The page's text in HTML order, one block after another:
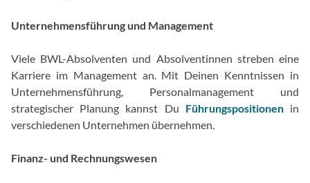
Unternehmensführung und Management
Viele BWL-Absolventen und Absolventinnen streben eine
Karriere im Management an. Mit Deinen Kenntnissen in
Unternehmensführung, Personalmanagement und
strategischer Planung kannst Du Führungspositionenin
verschiedenen Unternehmen übernehmen.
Finanz- und Rechnungswesen